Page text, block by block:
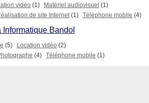
vidéo (1) Matériel audiovisuel (1)
de site Internet (1) Téléphone mobile (4)
Informatique Bandol
(5) Location vidéo (2)
(4) Téléphone mobile (1)